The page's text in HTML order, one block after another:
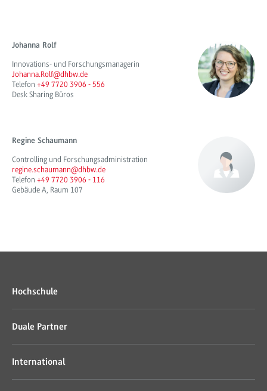
Johanna Rolf
Innovations- und Forschungsmanagerin
Johanna.Rolf@dhbw.de
Telefon+49 7720 3906 - 556
Desk Sharing Büros
Regine Schaumann
Controlling und Forschungsadministration
regine.schaumann@dhbw.de
Telefon+49 7720 3906 - 116
Gebäude A, Raum 107
Hochschule
Duale Partner
International